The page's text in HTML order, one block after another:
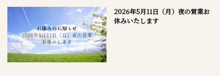
2026年5月11日（月）夜の営業お
休みいたします